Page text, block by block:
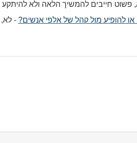
פשוט חייבים להמשיך הלאה ולא
להופיע מול קהל של אלפי אנשים? -